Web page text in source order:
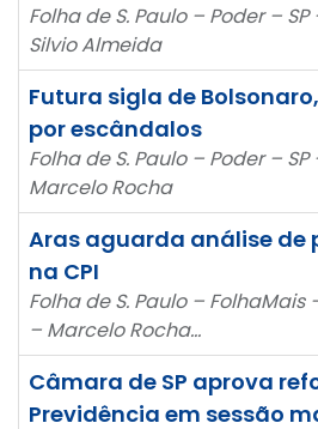
Folha de S. Paulo – Poder – SP
Silvio Almeida
Futura sigla de
por escândalos
Folha de S. Paulo – Poder – SP
Marcelo Rocha
Aras aguarda análise de
na CPI
Folha de S. Paulo – FolhaMais
– Marcelo Rocha…
Câmara de SP aprova
Previdência em sessão